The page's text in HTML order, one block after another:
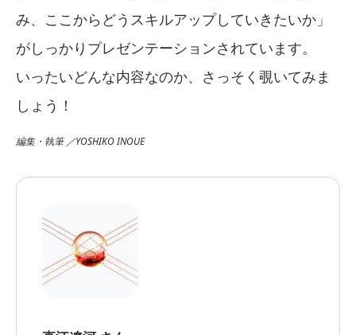
み、ここからどうスキルアップしていきたいか」
がしっかりプレゼンテーションされています。
いったいどんな内容なのか、さっそく覗いてみま
しょう！
編集・執筆 ／YOSHIKO INOUE